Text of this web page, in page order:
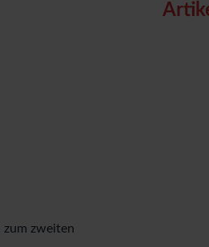
zum zweiten